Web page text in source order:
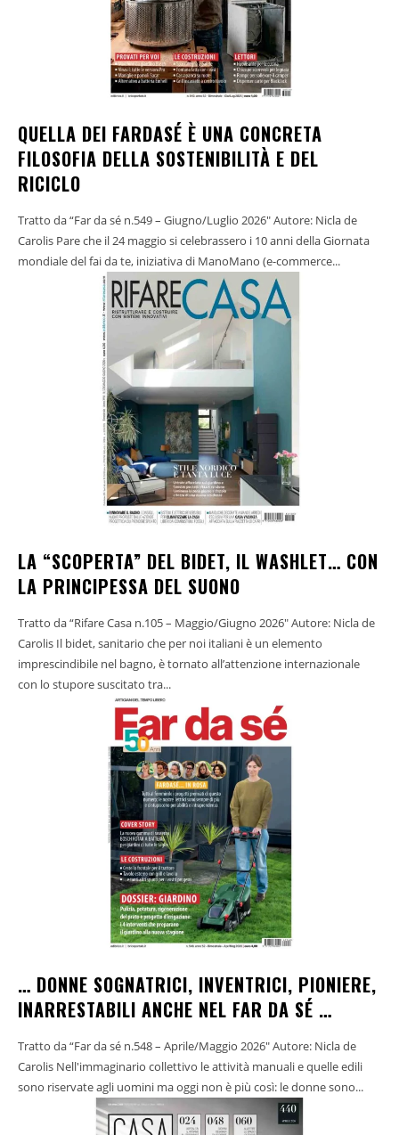
QUELLA DEI FARDASÉ È UNA CONCRETA
FILOSOFIA DELLA SOSTENIBILITÀ E DEL
RICICLO
Tratto da “Far da sé n.549 – Giugno/Luglio 2026" Autore: Nicla de
Carolis Pare che il 24 maggio si celebrassero i 10 anni della Giornata
mondiale del fai da te, iniziativa di ManoMano (e-commerce...
LA “SCOPERTA” DEL BIDET, IL WASHLET… CON
LA PRINCIPESSA DEL SUONO
Tratto da “Rifare Casa n.105 – Maggio/Giugno 2026" Autore: Nicla de
Carolis Il bidet, sanitario che per noi italiani è un elemento
imprescindibile nel bagno, è tornato all’attenzione internazionale
con lo stupore suscitato tra...
… DONNE SOGNATRICI, INVENTRICI, PIONIERE,
INARRESTABILI ANCHE NEL FAR DA SÉ …
Tratto da “Far da sé n.548 – Aprile/Maggio 2026" Autore: Nicla de
Carolis Nell'immaginario collettivo le attività manuali e quelle edili
sono riservate agli uomini ma oggi non è più così: le donne sono...